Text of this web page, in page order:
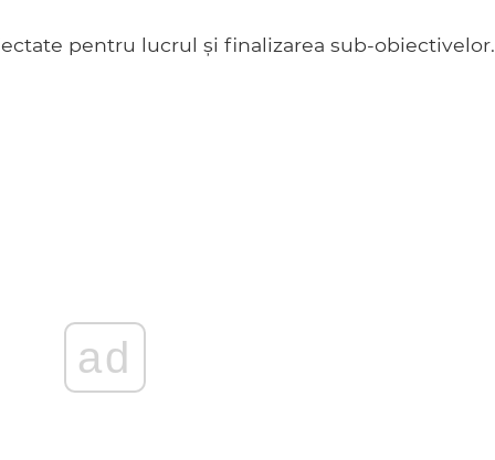
pentru lucrul și finalizarea sub-obiectivelor.
ad